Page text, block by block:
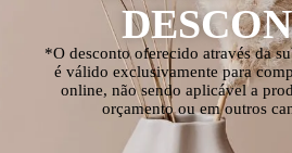
*O desconto oferecido através da
é válido exclusivamente para
online, não sendo aplicável a
orçamento ou em outros